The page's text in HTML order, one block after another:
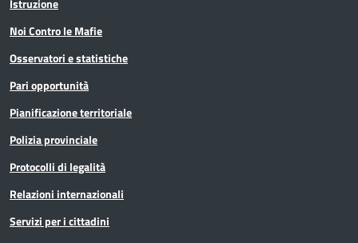
Istruzione
Noi Contro le Mafie
Osservatori e statistiche
Pari opportunità
Pianificazione territoriale
Polizia provinciale
Protocolli di legalità
Relazioni internazionali
Servizi per i cittadini